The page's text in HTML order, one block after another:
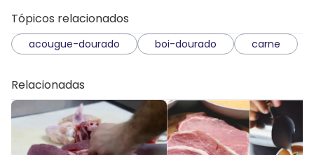
Tópicos relacionados
acougue-dourado boi-dourado carne
Relacionadas